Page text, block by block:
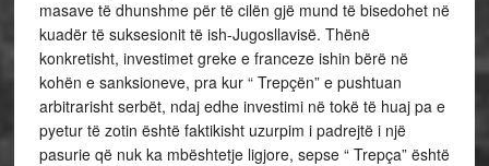
masave të dhunshme për të cilën gjë mund të bisedohet në
kuadër të suksesionit të ish-Jugosllavisë. Thënë
konkretisht, investimet greke e franceze ishin bërë në
kohën e sanksioneve, pra kur “ Trepçën” e pushtuan
arbitrarisht serbët, ndaj edhe investimi në tokë të huaj pa e
pyetur të zotin është faktikisht uzurpim i padrejtë i një
pasurie që nuk ka mbështetje ligjore, sepse “ Trepça” është